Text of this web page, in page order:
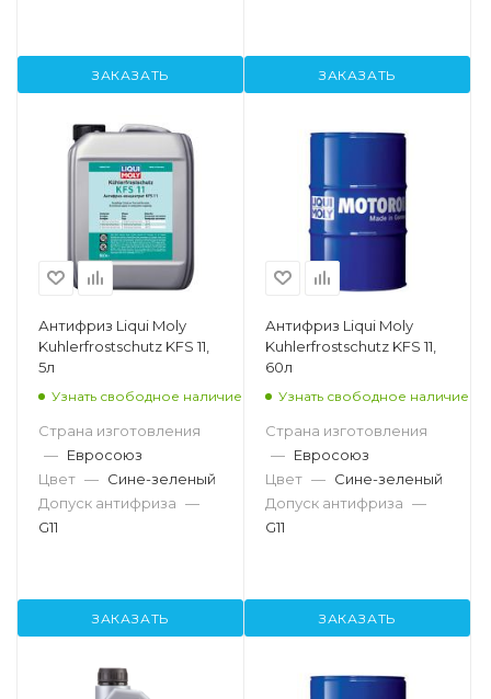
ЗАКАЗАТЬ ЗАКАЗАТЬ
Антифриз Liqui Moly
Kuhlerfrostschutz KFS 11,
5л
Узнать свободное наличие
Страна изготовления
— Евросоюз
Цвет — Сине-зеленый
Допуск антифриза —
G11
ЗАКАЗАТЬ
Антифриз Liqui Moly
Kuhlerfrostschutz KFS 11,
60л
Узнать свободное наличие
Страна изготовления
— Евросоюз
Цвет — Сине-зеленый
Допуск антифриза —
G11
ЗАКАЗАТЬ